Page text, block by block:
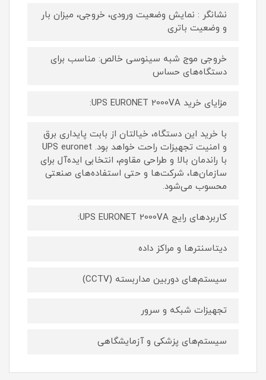
نشانگر : نمایش وضعیت ورودی، خروجی، میزان بار
و وضعیت باتری
خروجی موج شبه سینوسی خالص: مناسب برای
دستگاه‌های حساس
مزایای خرید UPS EURONET 2000VA:
با خرید این دستگاه، خیالتان از بابت پایداری برق
و امنیت تجهیزات راحت خواهد بود. UPS euronet
با راندمان بالا و طراحی مقاوم، انتخابی ایده‌آل برای
سازمان‌ها، شرکت‌ها و حتی استفاده‌های صنعتی
محسوب می‌شود.
کاربردهای رایج UPS EURONET 2000VA:
دیتاسنترها و مراکز داده
سیستم‌های دوربین مداربسته (CCTV)
تجهیزات شبکه و سرور
سیستم‌های پزشکی و آزمایشگاهی